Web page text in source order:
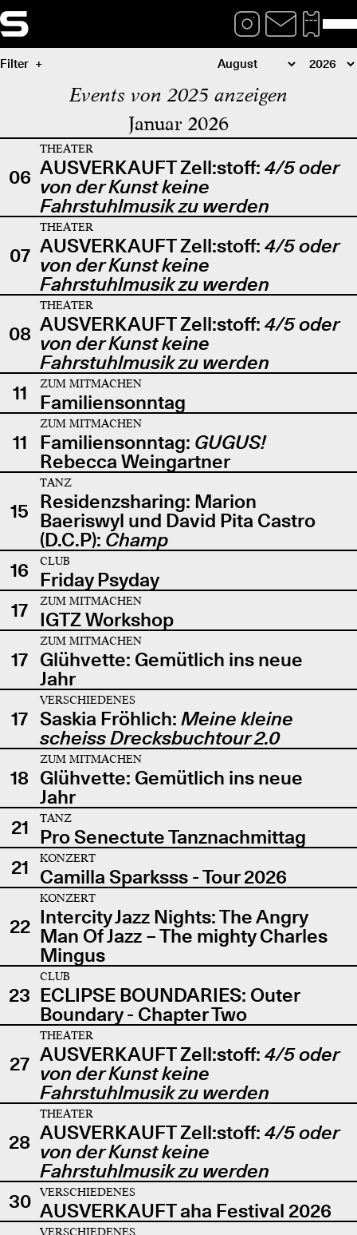
Filter
Events von 2025 anzeigen
Januar 2026
06
THEATER
AUSVERKAUFT Zell:stoff: 4/5 oder
von der Kunst keine
Fahrstuhlmusik zu werden
07
THEATER
AUSVERKAUFT Zell:stoff: 4/5 oder
von der Kunst keine
Fahrstuhlmusik zu werden
08
THEATER
AUSVERKAUFT Zell:stoff: 4/5 oder
von der Kunst keine
Fahrstuhlmusik zu werden
11
ZUM MITMACHEN
Familiensonntag
11
ZUM MITMACHEN
Familiensonntag: GUGUS!
Rebecca Weingartner
15
TANZ
Residenzsharing: Marion
Baeriswyl und David Pita Castro
(D.C.P): Champ
16
CLUB
Friday Psyday
17
ZUM MITMACHEN
IGTZ Workshop
17
ZUM MITMACHEN
Glühvette: Gemütlich ins neue
Jahr
17
VERSCHIEDENES
Saskia Fröhlich: Meine kleine
scheiss Drecksbuchtour 2.0
18
ZUM MITMACHEN
Glühvette: Gemütlich ins neue
Jahr
21
TANZ
Pro Senectute Tanznachmittag
21
KONZERT
Camilla Sparksss - Tour 2026
22
KONZERT
Intercity Jazz Nights: The Angry
Man Of Jazz – The mighty Charles
Mingus
23
CLUB
ECLIPSE BOUNDARIES: Outer
Boundary - Chapter Two
27
THEATER
AUSVERKAUFT Zell:stoff: 4/5 oder
von der Kunst keine
Fahrstuhlmusik zu werden
28
THEATER
AUSVERKAUFT Zell:stoff: 4/5 oder
von der Kunst keine
Fahrstuhlmusik zu werden
30
VERSCHIEDENES
AUSVERKAUFT aha Festival 2026
VERSCHIEDENES